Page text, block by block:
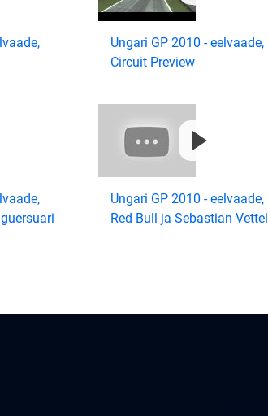
Ungari GP 2010 - eelvaade,
Circuit Preview
Ungari GP 2010 - eelvaade,
Red Bull ja Sebastian Vettel